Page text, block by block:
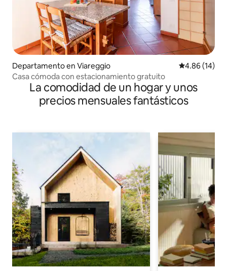
Departamento en Viareggio Calificación
4.86 (14)
Casa cómoda con estacionamiento gratuito
La comodidad de un hogar y unos
precios mensuales fantásticos